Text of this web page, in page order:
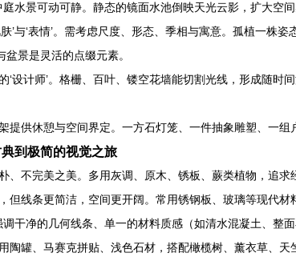
庭水景可动可静。静态的镜面水池倒映天光云影，扩大
’与‘表情’。需考虑尺度、形态、季相与寓意。孤植一株
景是灵活的点缀元素。
‘设计师’。格栅、百叶、镂空花墙能切割光线，形成随
提供休憩与空间界定。一方石灯笼、一件抽象雕塑、一组
到极简的视觉之旅
、不完美之美。多用灰调、原木、锈板、蕨类植物，追求
但线条更简洁，空间更开阔。常用锈钢板、玻璃等现代材
调干净的几何线条、单一的材料质感（如清水混凝土、整
陶罐、马赛克拼贴、浅色石材，搭配橄榄树、薰衣草、天